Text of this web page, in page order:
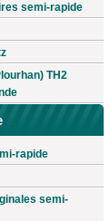
semi-rapide
TH2
rapide
semi-